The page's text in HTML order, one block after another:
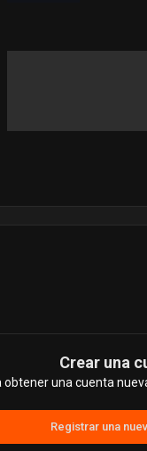
Crear una
obtener una cuenta
Registrar una